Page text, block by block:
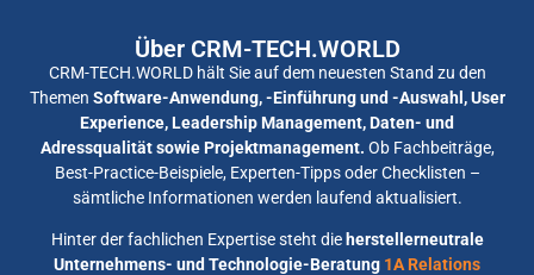
Über CRM-TECH.WORLD
CRM-TECH.WORLD hält Sie auf dem neuesten Stand zu den
Themen Software-Anwendung, -Einführung und -Auswahl, User
Experience, Leadership Management, Daten- und
Adressqualität sowie Projektmanagement. Ob Fachbeiträge,
Best-Practice-Beispiele, Experten-Tipps oder Checklisten –
sämtliche Informationen werden laufend aktualisiert.
Hinter der fachlichen Expertise steht die herstellerneutrale
Unternehmens- und Technologie-Beratung 1A Relations